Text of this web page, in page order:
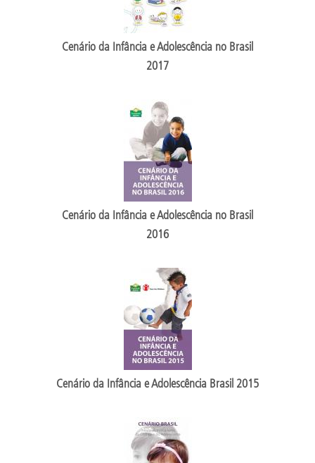
Cenário da Infância e Adolescência no Brasil
2017
Cenário da Infância e Adolescência no Brasil
2016
Cenário da Infância e Adolescência Brasil 2015